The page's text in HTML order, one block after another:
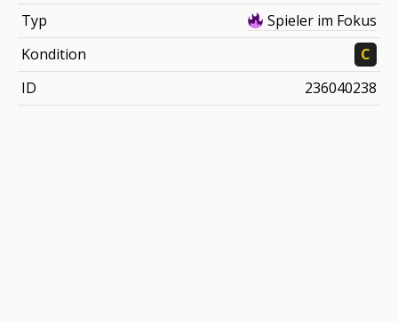
Typ
Spieler im Fokus
Kondition
C
ID
236040238